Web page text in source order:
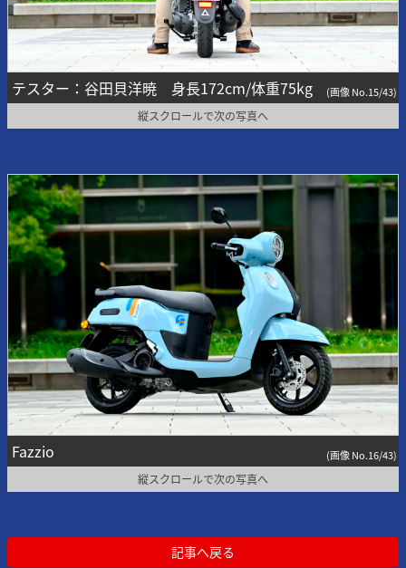
テスター：谷田貝洋暁 身長172cm/体重75kg (画像 No.15/43)
縦スクロールで次の写真へ
Fazzio (画像 No.16/43)
縦スクロールで次の写真へ
記事へ戻る